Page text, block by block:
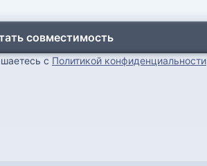
совместимость
с Политикой конфиденциальности